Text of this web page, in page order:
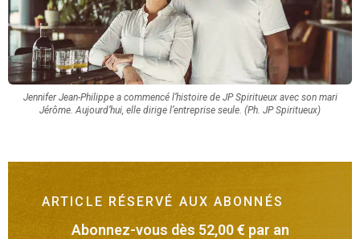
Jennifer Jean-Philippe a commencé l’histoire de JP Spiritueux avec son mari
Jérôme. Aujourd’hui, elle dirige l’entreprise seule. (Ph. JP Spiritueux)
ARTICLE RÉSERVÉ AUX ABONNÉS
Abonnez-vous dès 52,00 € par an